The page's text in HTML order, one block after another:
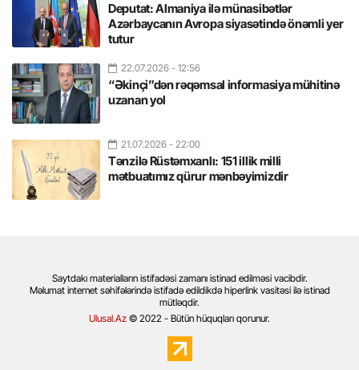
Deputat: Almaniya ilə münasibətlər
Azərbaycanın Avropa siyasətində önəmli yer
tutur
22.07.2026 - 12:56
“Əkinçi”dən rəqəmsal informasiya mühitinə
uzanan yol
21.07.2026 - 22:00
Tənzilə Rüstəmxanlı: 151 illik milli
mətbuatımız qürur mənbəyimizdir
Saytdakı materialların istifadəsi zamanı istinad edilməsi vacibdir.
Məlumat internet səhifələrində istifadə edildikdə hiperlink vasitəsi ilə istinad
mütləqdir.
Ulusal.Az © 2022 - Bütün hüquqları qorunur.